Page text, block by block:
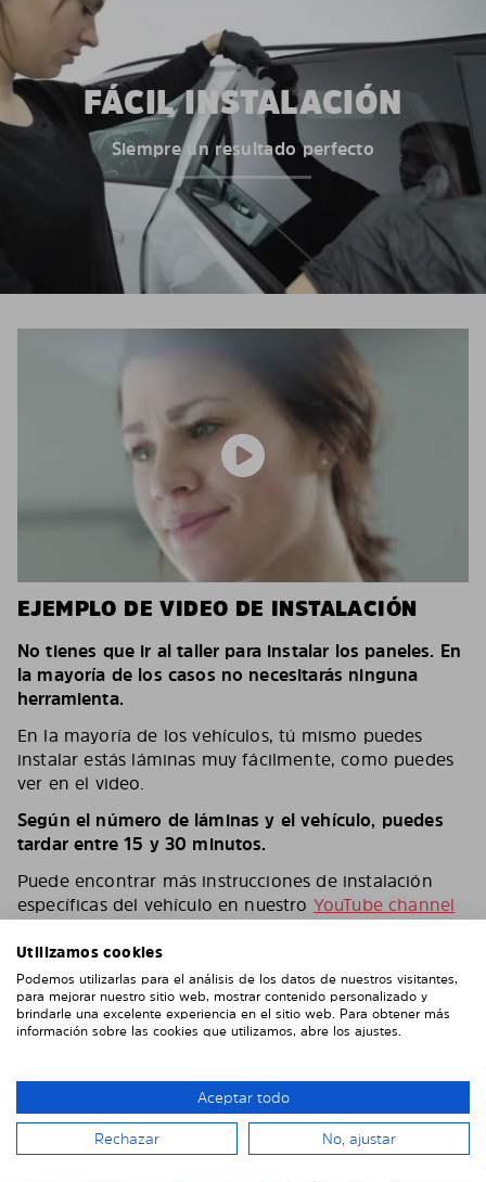
FÁCIL INSTALACIÓN
Siempre un resultado perfecto
EJEMPLO DE VIDEO DE INSTALACIÓN
No tienes que ir al taller para instalar los paneles. En
la mayoría de los casos no necesitarás ninguna
herramienta.
En la mayoría de los vehículos, tú mismo puedes
instalar estás láminas muy fácilmente, como puedes
ver en el video.
Según el número de láminas y el vehículo, puedes
tardar entre 15 y 30 minutos.
Puede encontrar más instrucciones de instalación
específicas del vehículo en nuestro YouTube channel
Si tienes algún problema o pregunta durante el
montaje, no dudes en ponerte en contacto con
nosotros. Envíanos algunas fotos, eso nos ayudará
mucho.
vehículo
Utilizamos cookies
Podemos utilizarlas para el análisis de los datos de nuestros visitantes,
para mejorar nuestro sitio web, mostrar contenido personalizado y
brindarle una excelente experiencia en el sitio web. Para obtener más
información sobre las cookies que utilizamos, abre los ajustes.
Aceptar todo
Rechazar No, ajustar